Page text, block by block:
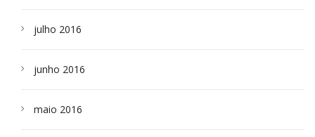
julho 2016
junho 2016
maio 2016